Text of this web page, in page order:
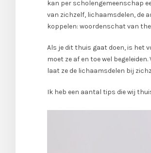
kan per scholengemeenschap
van zichzelf, lichaamsdelen, de
koppelen: woordenschat van
Als je dit thuis gaat doen, is het
moet ze af en toe wel
laat ze de lichaamsdelen bij
Ik heb een aantal tips die wij